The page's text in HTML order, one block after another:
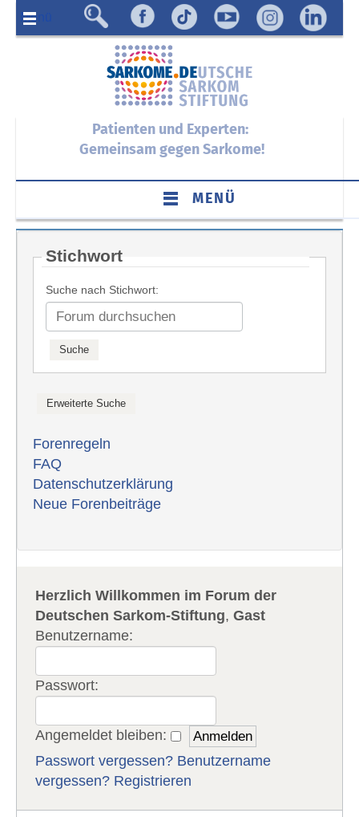
Menü
Patienten und Experten:
Gemeinsam gegen Sarkome!
MENÜ
Stichwort
Suche nach Stichwort:
Forenregeln
FAQ
Datenschutzerklärung
Neue Forenbeiträge
Herzlich Willkommen im Forum der
Deutschen Sarkom-Stiftung,Gast
Benutzername:
Passwort:
Angemeldet bleiben:
Passwort vergessen? Benutzername
vergessen? Registrieren